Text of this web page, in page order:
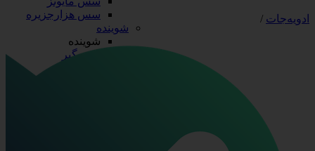
سس هزارجزیره
شوینده
شوینده
جرم گیر
سفیدکننده
ادویه‌جات /